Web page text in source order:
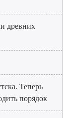
древних
Теперь
порядок